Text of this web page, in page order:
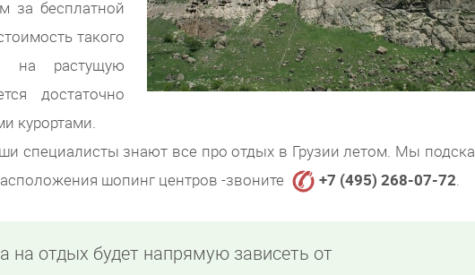
за бесплатной
такого
на растущую
достаточно
курортами.
специалисты знают все про отдых в Грузии летом. Мы
шопинг центров -звоните
+7 (495) 268-07-72.
на отдых будет напрямую зависеть от